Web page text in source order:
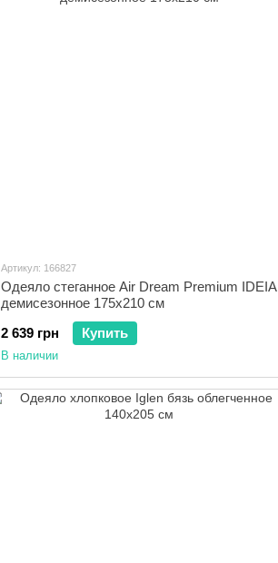
Артикул: 166827
Одеяло стеганное Air Dream Premium IDEIA
демисезонное 175x210 см
2 639 грн
Купить
В наличии